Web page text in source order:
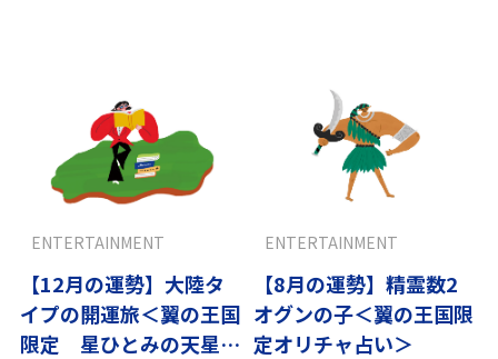
【12月の運勢】大陸タ
イプの開運旅＜翼の王国
限定 星ひとみの天星術
ENTERTAINMENT
【8月の運勢】精霊数2
オグンの子＜翼の王国限
定オリチャ占い＞
ENTERTAINMENT